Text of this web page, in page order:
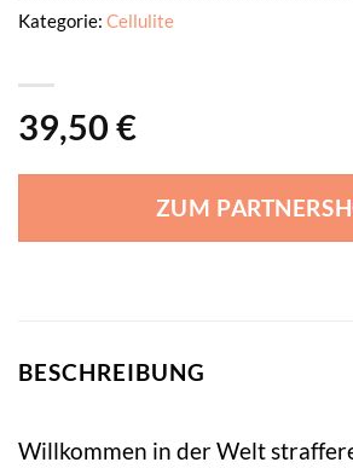
39,50 €
ZUM
Kategorie: Cellulite
BESCHREIBUNG
Willkommen in der Welt